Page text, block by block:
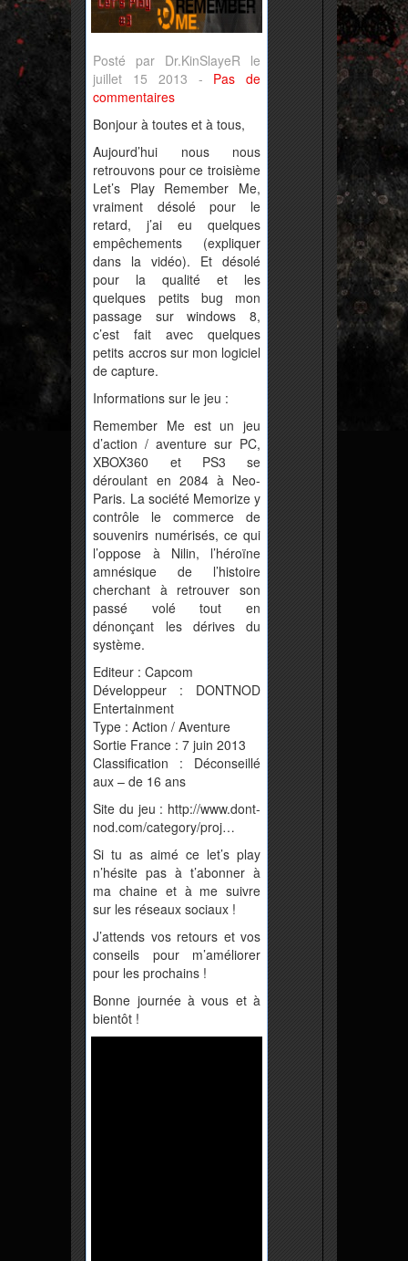
Posté par Dr.KinSlayeR le
juillet 15 2013 - Pas de
commentaires
Bonjour à toutes et à tous,
Aujourd’hui nous nous
retrouvons pour ce troisième
Let’s Play Remember Me,
vraiment désolé pour le
retard, j’ai eu quelques
empêchements (expliquer
dans la vidéo). Et désolé
pour la qualité et les
quelques petits bug mon
passage sur windows 8,
c’est fait avec quelques
petits accros sur mon logiciel
de capture.
Informations sur le jeu :
Remember Me est un jeu
d’action / aventure sur PC,
XBOX360 et PS3 se
déroulant en 2084 à Neo-
Paris. La société Memorize y
contrôle le commerce de
souvenirs numérisés, ce qui
l’oppose à Nilin, l’héroïne
amnésique de l’histoire
cherchant à retrouver son
passé volé tout en
dénonçant les dérives du
système.
Editeur : Capcom
Développeur : DONTNOD
Entertainment
Type : Action / Aventure
Sortie France : 7 juin 2013
Classification : Déconseillé
aux – de 16 ans
Site du jeu : http://www.dont-
nod.com/category/proj…
Si tu as aimé ce let’s play
n’hésite pas à t’abonner à
ma chaine et à me suivre
sur les réseaux sociaux !
J’attends vos retours et vos
conseils pour m’améliorer
pour les prochains !
Bonne journée à vous et à
bientôt !